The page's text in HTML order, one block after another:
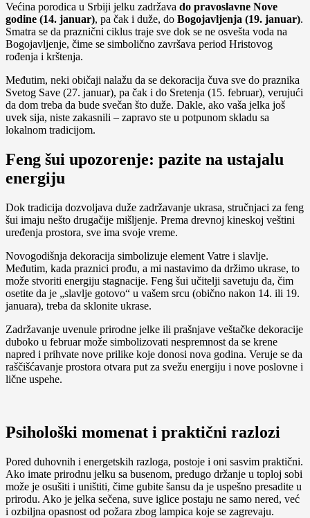
Većina porodica u Srbiji jelku zadržava do pravoslavne Nove
godine (14. januar), pa čak i duže, do Bogojavljenja (19. januar).
Smatra se da praznični ciklus traje sve dok se ne osvešta voda na
Bogojavljenje, čime se simbolično završava period Hristovog
rođenja i krštenja.
Međutim, neki običaji nalažu da se dekoracija čuva sve do praznika
Svetog Save (27. januar), pa čak i do Sretenja (15. februar), verujući
da dom treba da bude svečan što duže. Dakle, ako vaša jelka još
uvek sija, niste zakasnili – zapravo ste u potpunom skladu sa
lokalnom tradicijom.
Feng šui upozorenje: pazite na ustajalu
energiju
Dok tradicija dozvoljava duže zadržavanje ukrasa, stručnjaci za feng
šui imaju nešto drugačije mišljenje. Prema drevnoj kineskoj veštini
uređenja prostora, sve ima svoje vreme.
Novogodišnja dekoracija simbolizuje element Vatre i slavlje.
Međutim, kada praznici prođu, a mi nastavimo da držimo ukrase, to
može stvoriti energiju stagnacije. Feng šui učitelji savetuju da, čim
osetite da je „slavlje gotovo“ u vašem srcu (obično nakon 14. ili 19.
januara), treba da sklonite ukrase.
Zadržavanje uvenule prirodne jelke ili prašnjave veštačke dekoracije
duboko u februar može simbolizovati nespremnost da se krene
napred i prihvate nove prilike koje donosi nova godina. Veruje se da
raščišćavanje prostora otvara put za svežu energiju i nove poslovne i
lične uspehe.
Psihološki momenat i praktični razlozi
Pored duhovnih i energetskih razloga, postoje i oni sasvim praktični.
Ako imate prirodnu jelku sa busenom, predugo držanje u toploj sobi
može je osušiti i uništiti, čime gubite šansu da je uspešno presadite u
prirodu. Ako je jelka sečena, suve iglice postaju ne samo nered, već
i ozbiljna opasnost od požara zbog lampica koje se zagrevaju.